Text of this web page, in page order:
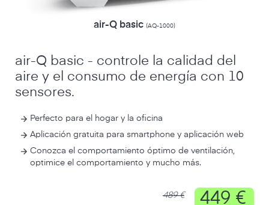
air-Q basic (AQ-1000)
air-Q basic - controle la calidad del
aire y el consumo de energía con 10
sensores.
Perfecto para el hogar y la oficina
Aplicación gratuita para smartphone y aplicación web
Conozca el comportamiento óptimo de ventilación,
optimice el comportamiento y mucho más.
489 € 449 €